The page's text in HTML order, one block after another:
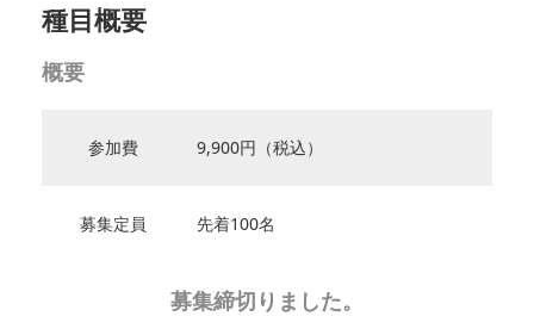
種目概要
概要
参加費 9,900円（税込）
募集定員 先着100名
募集締切りました。